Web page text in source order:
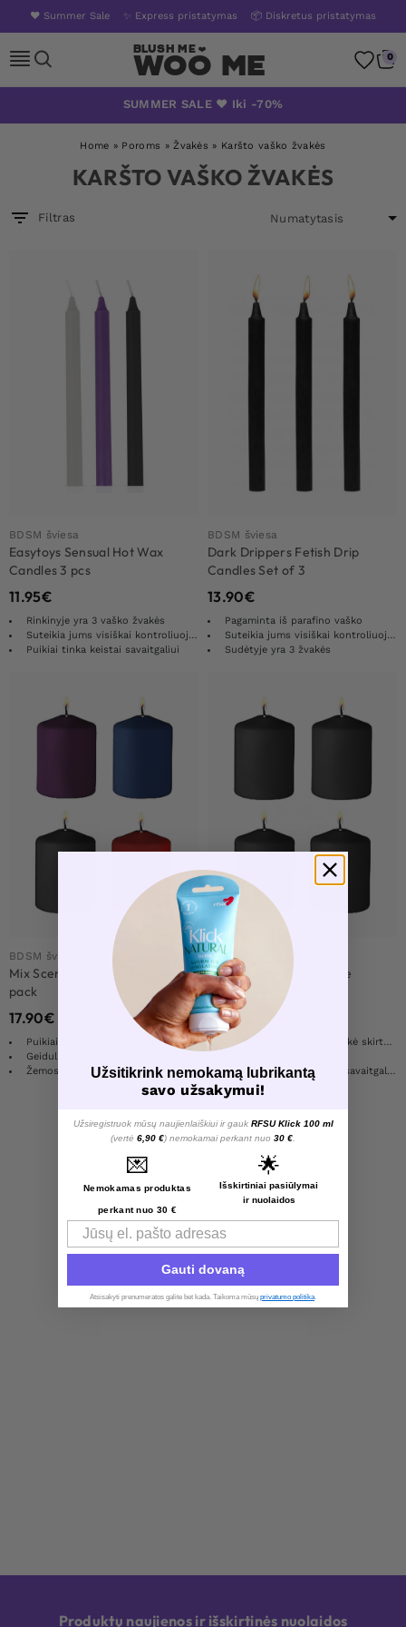
❤️ Summer Sale ✨ Express pristatymas 📦 Diskretus pristatymas
Woo Me 0
SUMMER SALE ❤️ Iki -70%
Home » Poroms »Žvakės » Karšto vaško žvakės
KARŠTO VAŠKO ŽVAKĖS
Filtras
BDSM šviesa
Easytoys Sensual Hot Wax
Candles 3 pcs
11.95€
Rinkinyje yra 3 vaško žvakės
Suteikia jums visiškai kontroliuojamą malonumą
Puikiai tinka keistai savaitgaliui
BDSM šviesa
Dark Drippers Fetish Drip
Candles Set of 3
13.90€
Pagaminta iš parafino vaško
Suteikia jums visiškai kontroliuojamą malonumą
Sudėtyje yra 3 žvakės
BDSM šviesa
Mix Scent Tease Candles 4-
pack
17.90€
Puikiai tiks ištvirkusiam savaitgaliui!
Geidulinga bausmė
Žemos temperatūros žvakė skirta BDSM
BDSM šviesa
Disobedient Smell Tease
Candles 4-pack
17.90
Žemos temperatūros žvakė skirta BDSM
Puikiai tiks ištvirkusiam savaitgaliui!
Load More Products
Rodomi visi rezultatai: 4
Produktų naujienos ir išskirtinės nuolaidos
Užsitikrink nemokamą lubrikantą
savo užsakymui!
Užsiregistruok mūsų naujienlaiškiui ir gauk RFSU Klick 100 ml
(vertė 6,90 €) nemokamai perkant nuo 30 €
💌
Nemokamas produktas
perkant nuo 30 €
🌟
Išskirtiniai pasiūlymai
ir nuolaidos
Email
Gauti dovaną
Atsisakyti prenumeratos galite bet kada. Taikoma mūsų privatumo politika